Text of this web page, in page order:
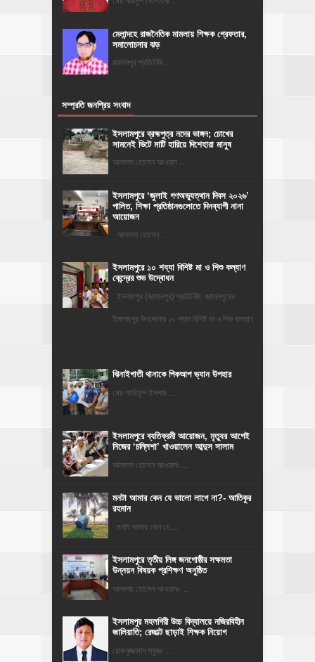
মেলান্দহে রাজনৈতিক মামলায় শিক্ষক গ্রেফতার,
সমালোচনার ঝড়
জামালপুর প্রতিনিধি ...
সম্প্রতি জনপ্রিয় সংবাদ
ইসলামপুরে ব্রহ্মপুত্র নদের ভাঙ্গন; চোখের
সামনেই ভিটে মাটি হারিয়ে দিশেহারা মানুষ
আলমাস হোসেন আওয়াল ...
‎ইসলামপুরে ‘জুলাই গণঅভ্যুত্থান দিবস ২০২৬’
পালিত, শিক্ষা প্রতিষ্ঠানগুলোতে দিনব্যাপী নানা
আয়োজন
‎​আলমাস হোসেন ...
ইসলামপুরে ১০ শয্যা বিশিষ্ট মা ও শিশু কল্যাণ
কেন্দ্রের শুভ উদ্বোধন
ইসলামপুর (জামালপুর) প্রতিনিধি: জামালপুরের
ইসলামপুর উপজেলায় ১০ শয্যা বিশিষ্ট মা ও শিশু কল্যাণ
...
ঝিনাইগাতী থানাকে পিকআপ ভ্যান উপহার
মোঃ আরিফুল ইসলাম ...
‎ইসলামপুরে ব্যতিক্রমী আয়োজন, মৃত্যুর আগেই
নিজের ‘চল্লিশা’ খাওয়ালেন আব্দুস সালাম
আলমাস হোসেন আওয়ালঃ ...
মনটা আমার কেন যে ভালো লাগে না?- আতিকুর
রহমান
মনটা আমার কেন যে ...
ইসলামপুরে তৃতীয় লিঙ্গ জনগোষ্ঠীর সক্ষমতা
উন্নয়ন বিষয়ক প্রশিক্ষণ অনুষ্ঠিত
আলমাছ হোসেন আওয়ালঃ ...
​ইসলামপুর মহলগিরী উচ্চ বিদ্যালয়ে নজিরবিহীন
জালিয়াতি; রেজাল্ট ছাড়াই শিক্ষক নিয়োগ
রোকনুজ্জামান সবুজঃ ...